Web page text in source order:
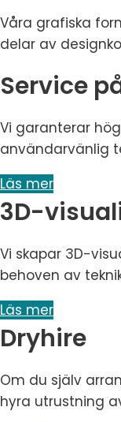
Våra grafiska
delar av
Service
Vi garanterar
användarvänlig
Läs mer
3D-
Vi skapar 3D-
behoven av
Läs mer
Dryhire
Om du själv
hyra utrustning